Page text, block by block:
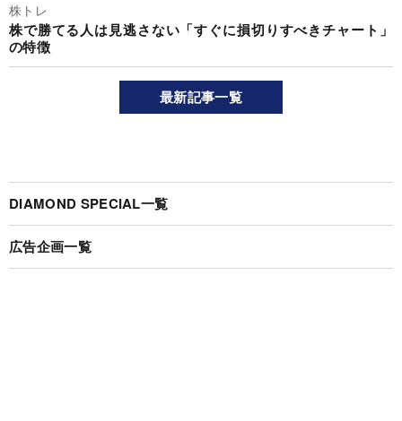
株トレ
株で勝てる人は見逃さない「すぐに損切りすべきチャート」
の特徴
最新記事一覧
DIAMOND SPECIAL一覧
広告企画一覧